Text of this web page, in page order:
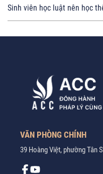
Sinh viên học luật nên học
VĂN PHÒNG CHÍNH
39 Hoàng Việt, phường Tân